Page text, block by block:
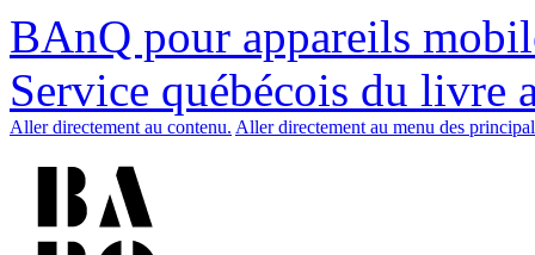
BAnQ pour appareils
Service québécois du livre
Aller directement au contenu. Aller directement au menu des